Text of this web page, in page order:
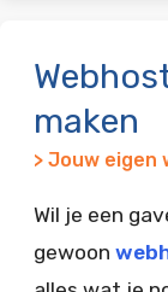
maken
> Jouw
Wil je een
gewoon